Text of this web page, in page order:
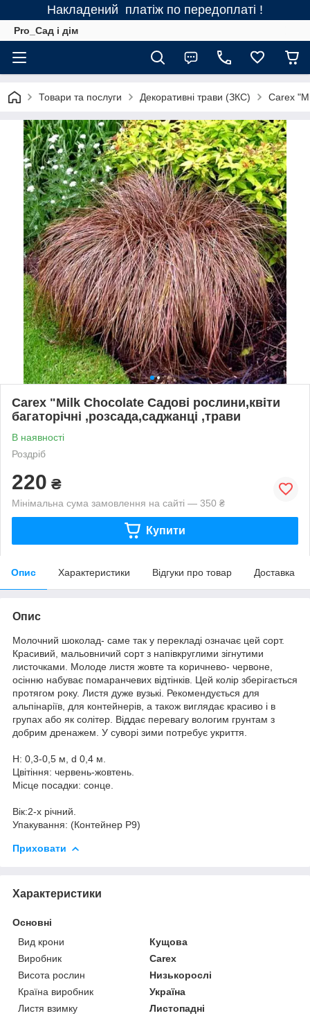
Накладений платіж по передоплаті !
Pro_Сад і дім
Товари та послуги Декоративні трави (ЗКС) Carex
Carex "Milk Chocolate Садові рослини,квіти
багаторічні ,розсада,саджанці ,трави
В наявності
Роздріб
220 ₴
Мінімальна сума замовлення на сайті — 350 ₴
Купити
Опис Характеристики Відгуки про товар Доставка
Опис
Молочний шоколад- саме так у перекладі означає цей сорт.
Красивий, мальовничий сорт з напівкруглими зігнутими
листочками. Молоде листя жовте та коричнево- червоне,
осінню набуває помаранчевих відтінків. Цей колір зберігається
протягом року. Листя дуже вузькі. Рекомендується для
альпінаріїв, для контейнерів, а також виглядає красиво і в
групах або як солітер. Віддає перевагу вологим грунтам з
добрим дренажем. У суворі зими потребує укриття.
Н: 0,3-0,5 м, d 0,4 м.
Цвітіння: червень-жовтень.
Місце посадки: сонце.
Вік:2-х річний.
Упакування: (Контейнер Р9)
Приховати
Характеристики
Основні
Вид крони
Кущова
Виробник
Carex
Висота рослин
Низькорослі
Країна виробник
Україна
Листя взимку
Листопадні